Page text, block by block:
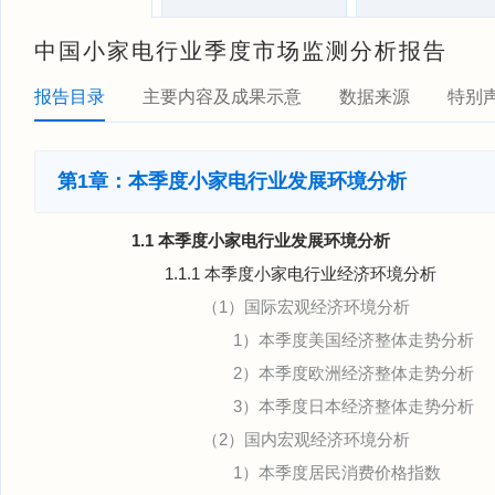
中国小家电行业季度市场监测分析报告
报告目录 主要内容及成果示意 数据来源 特别
第1章：本季度小家电行业发展环境分析
1.1 本季度小家电行业发展环境分析
1.1.1 本季度小家电行业经济环境分析
（1）国际宏观经济环境分析
1）本季度美国经济整体走势分析
2）本季度欧洲经济整体走势分析
3）本季度日本经济整体走势分析
（2）国内宏观经济环境分析
1）本季度居民消费价格指数